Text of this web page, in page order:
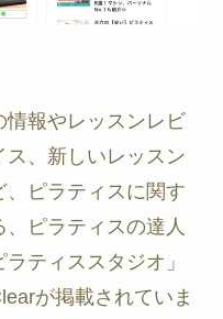
報やレッスンレビ
ス、新しいレッスン
ピラティスに関す
ピラティスの達人
ティススタジオ」
が掲載されていま